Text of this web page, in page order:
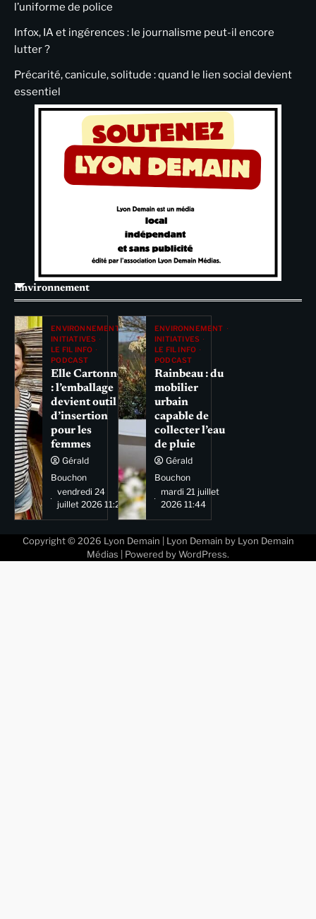
l’uniforme de police
Infox, IA et ingérences : le journalisme peut-il encore
lutter ?
Précarité, canicule, solitude : quand le lien social devient
essentiel
Environnement
ENVIRONNEMENT
INITIATIVES
LE FIL INFO
PODCAST
Elle Cartonne
: l’emballage
devient outil
d’insertion
pour les
femmes
Gérald
Bouchon
vendredi 24
juillet 2026 11:29
ENVIRONNEMENT
INITIATIVES
LE FIL INFO
PODCAST
Rainbeau : du
mobilier
urbain
capable de
collecter l’eau
de pluie
Gérald
Bouchon
mardi 21 juillet
2026 11:44
Copyright © 2026 Lyon Demain | Lyon Demain by Lyon Demain
Médias | Powered by WordPress.